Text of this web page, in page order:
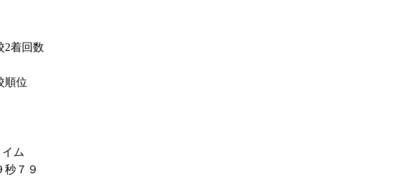
2着回数
順位
イム
秒７９